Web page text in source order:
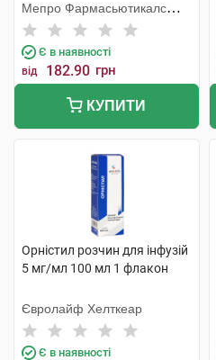
Мепро Фармасьютикалс
Пріват
Є в наявності
від 182.90 грн
КУПИТИ
Орністил розчин для інфузій
5 мг/мл 100 мл 1 флакон
Євролайф Хелткеар
Є в наявності